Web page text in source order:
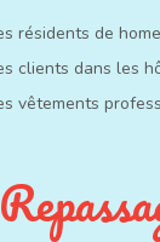
résidents de
clients dans les
vêtements